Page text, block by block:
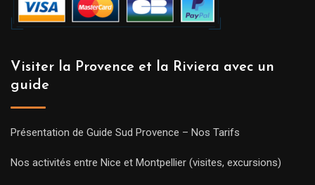
Visiter la Provence et la Riviera avec un
guide
Présentation de Guide Sud Provence – Nos Tarifs
Nos activités entre Nice et Montpellier (visites, excursions)